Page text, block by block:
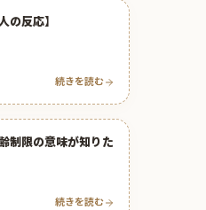
反応】
続きを読む
制限の意味が知りた
続きを読む